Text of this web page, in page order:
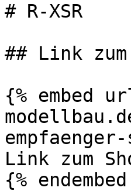
# R-XSR
## Link zum
{% embed
Link zum
{%